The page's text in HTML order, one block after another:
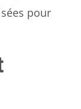
pour